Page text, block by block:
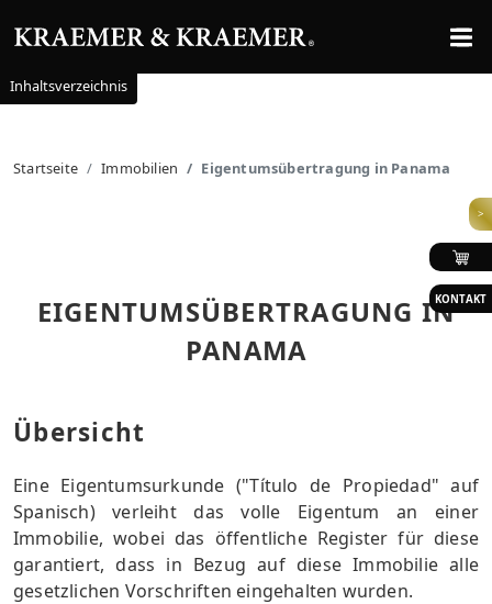
>
KONTAKT
Startseite Immobilien Eigentumsübertragung in Panama
EIGENTUMSÜBERTRAGUNG IN
PANAMA
Übersicht
Eine Eigentumsurkunde ("Título de Propiedad" auf
Spanisch) verleiht das volle Eigentum an einer
Immobilie, wobei das öffentliche Register für diese
garantiert, dass in Bezug auf diese Immobilie alle
gesetzlichen Vorschriften eingehalten wurden.
Inhaltsverzeichnis